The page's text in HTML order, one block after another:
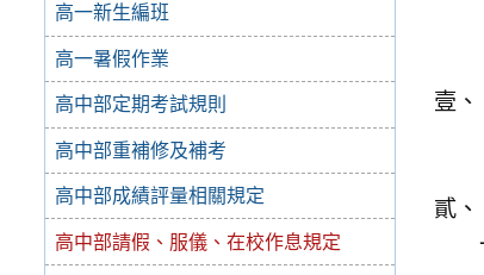
高一新生編班
高一暑假作業
高中部定期考試規則
高中部重補修及補考
高中部成績評量相關規定
高中部請假、服儀、在校作息規定